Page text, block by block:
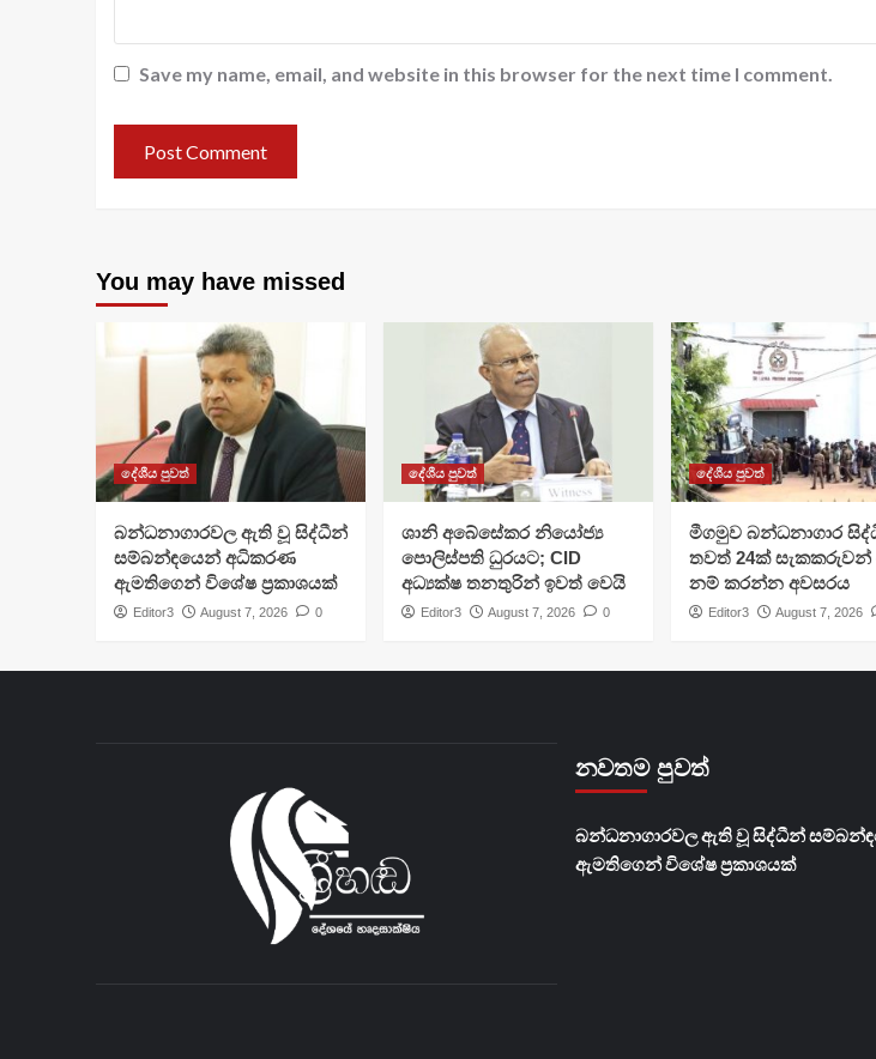
Save my name, email, and website in this browser for the next time I comment.
You may have missed
දේශීය පුවත්
බන්ධනාගාරවල ඇති වූ සිද්ධීන්
සම්බන්ඳයෙන් අධිකරණ
ඇමතිගෙන් විශේෂ ප්‍රකාශයක්
Editor3 August 7, 2026 0
දේශීය පුවත්
ශානි අබේසේකර නියෝජ්‍ය
පොලිස්පති ධුරයට; CID
අධ්‍යක්ෂ තනතුරින් ඉවත් වෙයි
Editor3 August 7, 2026 0
දේශීය පුවත්
මීගමුව බන්ධනාගාර
තවත් 24ක් සැකකරුවන්
නම් කරන්න අවසරය
Editor3 August 7, 2026
නවතම පුවත්
බන්ධනාගාරවල ඇති වූ සිද්ධීන්
ඇමතිගෙන් විශේෂ ප්‍රකාශයක්